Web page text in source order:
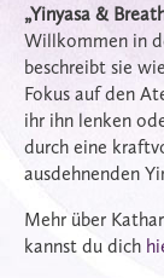
„Yinyasa &
Willkommen in
beschreibt sie
Fokus auf den
ihr ihn lenken
durch eine
ausdehnenden
Mehr über
kannst du dich